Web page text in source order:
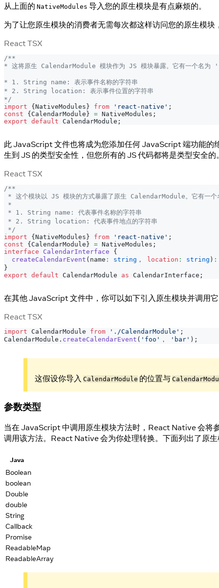
从上面的 NativeModules 导入您的原生模块是有点麻烦的。
为了让您原生模块的消费者无需每次都这样访问您的原生模
React TSX
/**
* 这将原生 CalendarModule 模块作为 JS 模块暴露。它有一个名
* 1. String name: 表示事件名称的字符串
* 2. String location: 表示事件位置的字符串
*/
import
{ NativeModules } from 'react-native' ;
const
{ CalendarModule } = NativeModules ;
export default CalendarModule ;
此 JavaScript 文件也将成为您添加任何 JavaScript 端功能
生到 JS 的类型安全性，但您所有的 JS 代码都将是类型安全
React TSX
/**
* 这个模块以 JS 模块的方式暴露了原生 CalendarModule。它有
*
* 1. String name: 代表事件名称的字符串
* 2. String location: 代表事件地点的字符串
*/
import
{ NativeModules } from 'react-native' ;
const
{ CalendarModule } = NativeModules ;
interface
CalendarInterface
{
createCalendarEvent ( name : string ， location : string ) :
}
export default CalendarModule as CalendarInterface ;
在其他 JavaScript 文件中，你可以如下引入原生模块并调用
React TSX
import CalendarModule from './CalendarModule' ;
CalendarModule . createCalendarEvent ( 'foo' ， 'bar' ) ;
这假设你导入 CalendarModule 的位置与
参数类型
当在 JavaScript 中调用原生模块方法时，React Native 会将
调用该方法。React Native 会为你处理转换。下面列出了原
Java
Boolean
boolean
Double
double
String
Callback
Promise
ReadableMap
ReadableArray